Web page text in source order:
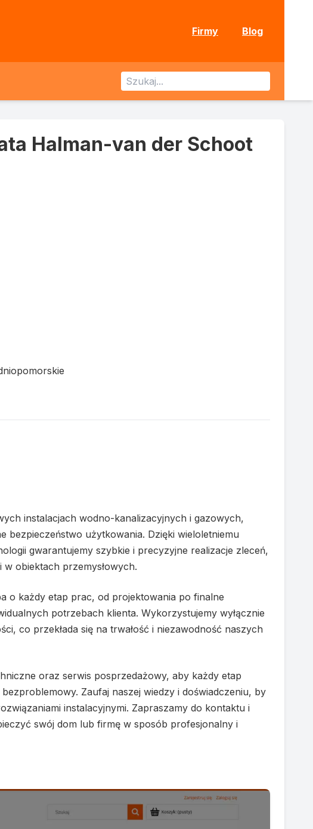
Firmy Blog
Halman-van der Schoot
instalacjach wodno-kanalizacyjnych i gazowych,
bezpieczeństwo użytkowania. Dzięki wieloletniemu
gwarantujemy szybkie i precyzyjne realizacje zleceń,
obiektach przemysłowych.
o każdy etap prac, od projektowania po finalne
potrzebach klienta. Wykorzystujemy wyłącznie
co przekłada się na trwałość i niezawodność naszych
oraz serwis posprzedażowy, aby każdy etap
Zaufaj naszej wiedzy i doświadczeniu, by
instalacyjnymi. Zapraszamy do kontaktu i
swój dom lub firmę w sposób profesjonalny i